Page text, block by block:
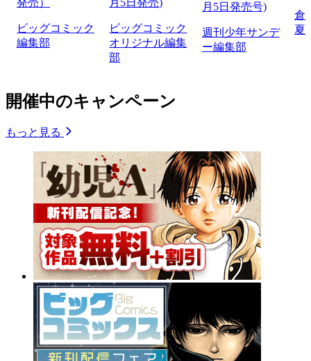
ビッグコミック
編集部
ビッグコミック
オリジナル編集
部
月5日発売号)
週刊少年サンデ
ー編集部
倉
夏
開催中のキャンペーン
もっと見る